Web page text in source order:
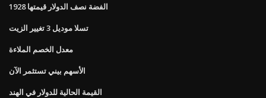
1928 الفضة نصف الدولار قيمتها
تسلا موديل 3 تغيير الزيت
معدل الخصم الملاءة
الأسهم بيني تستثمر الآن
القيمة الحالية للدولار في الهند